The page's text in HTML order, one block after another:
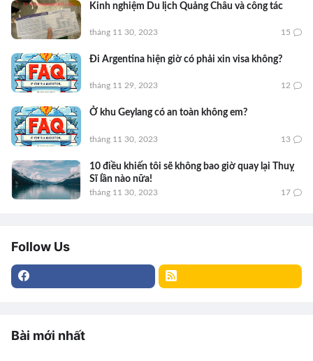
Kinh nghiệm Du lịch Quảng Châu và công tác
tháng 11 30, 2023 15
Đi Argentina hiện giờ có phải xin visa không?
tháng 11 29, 2023 12
Ở khu Geylang có an toàn không em?
tháng 11 30, 2023 13
10 điều khiến tôi sẽ không bao giờ quay lại Thuỵ
Sĩ lần nào nữa!
tháng 11 30, 2023 17
Follow Us
Bài mới nhất